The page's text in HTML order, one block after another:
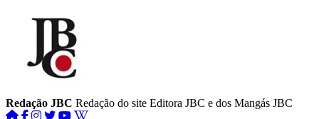
Redação JBC Redação do site Editora JBC e dos Mangás JBC